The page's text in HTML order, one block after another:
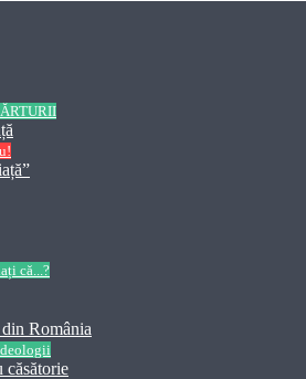
că...?
România
căsătorie